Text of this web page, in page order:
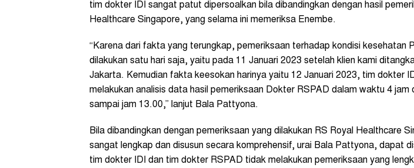
tim dokter IDI sangat patut dipersoalkan bila dibandingkan dengan hasil
Healthcare Singapore, yang selama ini memeriksa Enembe.
“Karena dari fakta yang terungkap, pemeriksaan terhadap kondisi kesehatan
dilakukan satu hari saja, yaitu pada 11 Januari 2023 setelah klien kami
Jakarta. Kemudian fakta keesokan harinya yaitu 12 Januari 2023, tim dokter
melakukan analisis data hasil pemeriksaan Dokter RSPAD dalam waktu 4 jam
sampai jam 13.00,” lanjut Bala Pattyona.
Bila dibandingkan dengan pemeriksaan yang dilakukan RS Royal Healthcare
sangat lengkap dan disusun secara komprehensif, urai Bala Pattyona, dapat
tim dokter IDI dan tim dokter RSPAD tidak melakukan pemeriksaan yang